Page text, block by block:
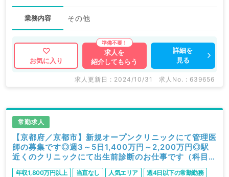
業務内容 その他
お気に入り
求人を
紹介してもらう
詳細を
見る
求人更新日 : 2024/10/31 求人No. : 639656
常勤求人
【京都府／京都市】新規オープンクリニックにて管理医
師の募集です◎週3～5日1,400万円～2,200万円◎駅
近くのクリニックにて出生前診断のお仕事です（科目不
問／常勤）
年収1,800万円以上 当直なし 人気エリア
週4日以下の常勤勤務